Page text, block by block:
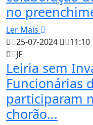
no
Ler Mais
25-07-2024
11:10
JF
Leiria sem
Funcionárias
participaram
chorão...